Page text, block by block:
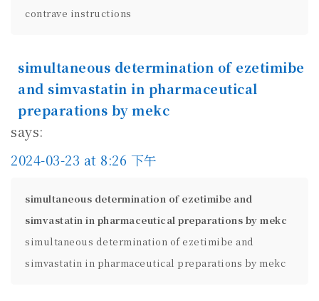
contrave instructions
simultaneous determination of ezetimibe
and simvastatin in pharmaceutical
preparations by mekc
says:
2024-03-23 at 8:26 下午
simultaneous determination of ezetimibe and
simvastatin in pharmaceutical preparations by mekc
simultaneous determination of ezetimibe and
simvastatin in pharmaceutical preparations by mekc